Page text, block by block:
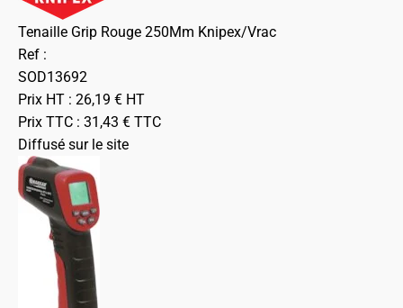
Tenaille Grip Rouge 250Mm Knipex/Vrac
Ref :
SOD13692
Prix HT : 26,19 € HT
Prix TTC : 31,43 € TTC
Diffusé sur le site